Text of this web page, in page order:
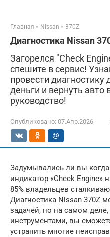
Главная » Nissan » 370Z
Диагностика Nissan
Загорелся "Check
спешите в сервис!
провести диагностику
деньги и вернуть авто
руководство!
Опубликовано: 07.Апр.2026
Задумывались ли вы
индикатор «Check Engine»
85% владельцев
Диагностика Nissan 370Z
задачей, но на самом
инструментами, вы
устранить многие